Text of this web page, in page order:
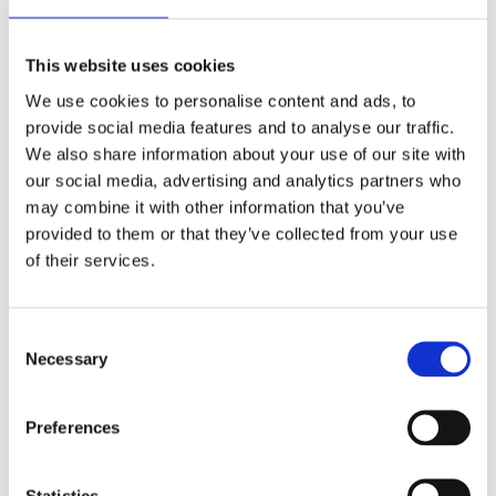
This website uses cookies
We use cookies to personalise content and ads, to
provide social media features and to analyse our traffic.
We also share information about your use of our site with
our social media, advertising and analytics partners who
may combine it with other information that you’ve
provided to them or that they’ve collected from your use
of their services.
Selection
Necessary
Preferences
Verantwortung übernehmen und ein faires und
Beschaffungsmodell einführen.
Mit dieser Schokolade schaffen